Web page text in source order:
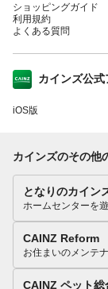
ショッピングガイド
利用規約
よくある質問
カインズ公式
iOS版
カインズのその他
となりのカイン
ホームセンターを
CAINZ Reform
お住まいのメンテ
CAINZ ペット総